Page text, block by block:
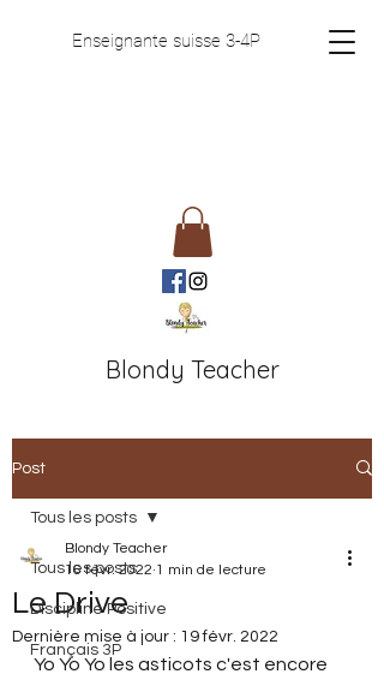
Enseignante suisse 3-4P
Blondy Teacher
Post
Tous les posts
Discipline Positive
Français 3P
Tous les posts
Le Drive
Blondy Teacher
16 févr. 2022 1 min de lecture
Dernière mise à jour : 19 févr. 2022
Yo Yo Yo les asticots c'est encore